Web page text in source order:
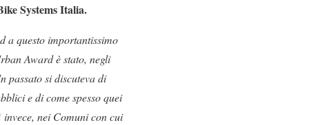
Systems Italia.
a questo importantissimo
Award è stato, negli
passato si discuteva di
e di come spesso quei
invece, nei Comuni con cui